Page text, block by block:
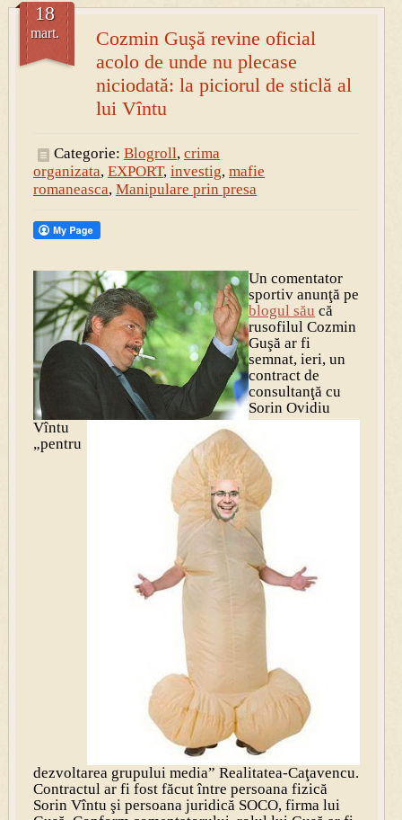
Cozmin Guşă revine oficial
acolo de unde nu plecase
niciodată: la piciorul de sticlă al
lui Vîntu
18
mart.
Categorie: Blogroll, crima
organizata, EXPORT, investig, mafie
romaneasca, Manipulare prin presa
Un comentator
sportiv anunţă pe
blogul său că
rusofilul Cozmin
Guşă ar fi
semnat, ieri, un
contract de
consultanţă cu
Sorin Ovidiu
Vîntu
„pentru
dezvoltarea grupului media” Realitatea-Caţavencu.
Contractul ar fi fost făcut între persoana fizică
Sorin Vîntu şi persoana juridică SOCO, firma lui